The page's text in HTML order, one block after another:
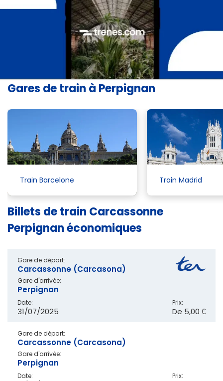
Gares de train à Perpignan
Train Barcelone Train Madrid
Billets de train Carcassonne
Perpignan économiques
Gare de départ:
Carcassonne (Carcasona)
Gare d'arrivée:
Perpignan
Date:
31/07/2025
Prix:
De 5,00 €
Gare de départ:
Carcassonne (Carcasona)
Gare d'arrivée:
Perpignan
Date: Prix: